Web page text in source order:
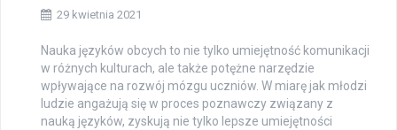
29 kwietnia 2021
Nauka języków obcych to nie tylko umiejętność komunikacji
w różnych kulturach, ale także potężne narzędzie
wpływające na rozwój mózgu uczniów. W miarę jak młodzi
ludzie angażują się w proces poznawczy związany z
nauką języków, zyskują nie tylko lepsze umiejętności